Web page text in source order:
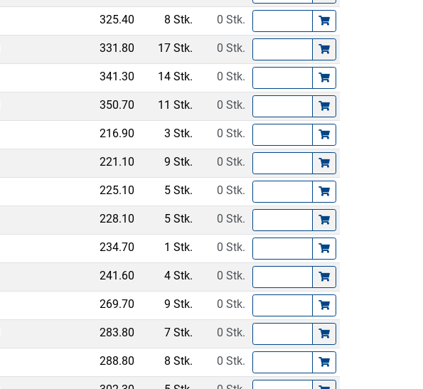
325.40 8 Stk. 0 Stk.
331.80 17 Stk. 0 Stk.
341.30 14 Stk. 0 Stk.
350.70 11 Stk. 0 Stk.
216.90 3 Stk. 0 Stk.
221.10 9 Stk. 0 Stk.
225.10 5 Stk. 0 Stk.
228.10 5 Stk. 0 Stk.
234.70 1 Stk. 0 Stk.
241.60 4 Stk. 0 Stk.
269.70 9 Stk. 0 Stk.
283.80 7 Stk. 0 Stk.
288.80 8 Stk. 0 Stk.